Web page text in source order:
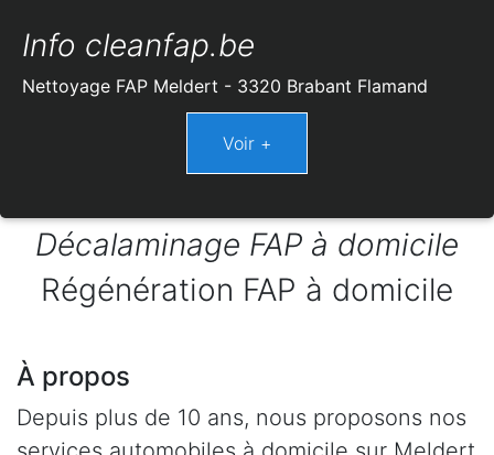
Info cleanfap.be
Nettoyage FAP Meldert - 3320 Brabant Flamand
Décalaminage FAP à domicile
Régénération FAP à domicile
À propos
Depuis plus de 10 ans, nous proposons nos